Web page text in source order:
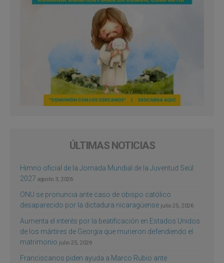
ÚLTIMAS NOTICIAS
Himno oficial de la Jornada Mundial de la Juventud Seúl
2027 agosto 3, 2026
ONU se pronuncia ante caso de obispo católico
desaparecido por la dictadura nicaragüense julio 25, 2026
Aumenta el interés por la beatificación en Estados Unidos
de los mártires de Georgia que murieron defendiendo el
matrimonio julio 25, 2026
Franciscanos piden ayuda a Marco Rubio ante